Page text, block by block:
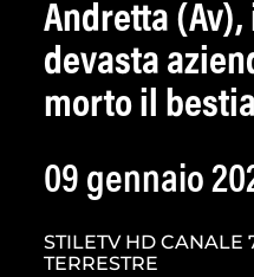
Andretta
devasta
morto il
09 gennaio
STILETV HD CANALE
TERRESTRE